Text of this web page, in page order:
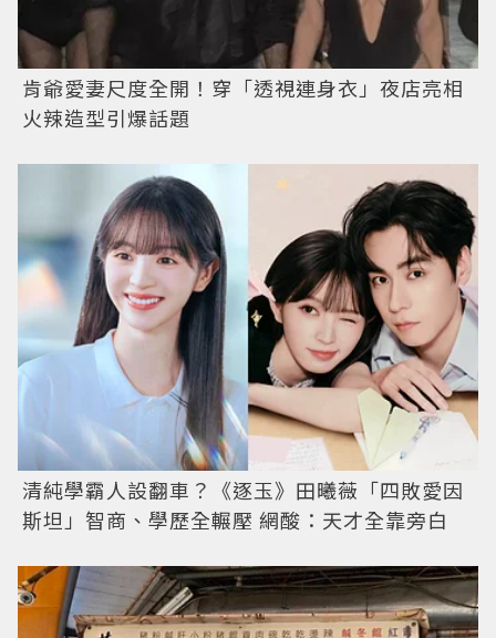
肯爺愛妻尺度全開！穿「透視連身衣」夜店亮相
火辣造型引爆話題
清純學霸人設翻車？《逐玉》田曦薇「四敗愛因
斯坦」智商、學歷全輾壓 網酸：天才全靠旁白